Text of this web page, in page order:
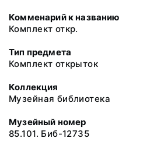
Комменарий к названию
Комплект откр.
Тип предмета
Комплект открыток
Коллекция
Музейная библиотека
Музейный номер
85.101. Биб-12735